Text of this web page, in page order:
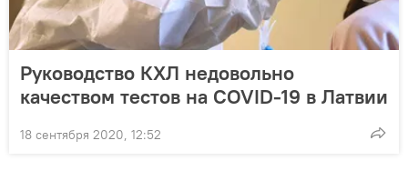
Руководство КХЛ недовольно
качеством тестов на COVID-19 в Латвии
18 сентября 2020, 12:52